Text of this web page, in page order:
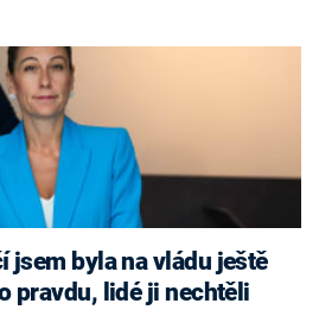
jsem byla na vládu ještě
pravdu, lidé ji nechtěli